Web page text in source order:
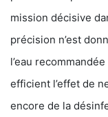
mission décisive
précision n’est
l’eau
efficient l’effet de
encore de la